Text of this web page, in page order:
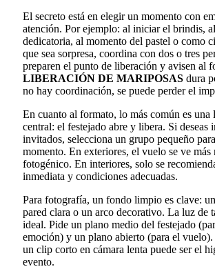
El secreto está en elegir un momento con
atención. Por ejemplo: al iniciar el brindis,
dedicatoria, al momento del pastel o como
que sea sorpresa, coordina con dos o tres
preparen el punto de liberación y avisen al
LIBERACIÓN DE MARIPOSAS dura
no hay coordinación, se puede perder el
En cuanto al formato, lo más común es una
central: el festejado abre y libera. Si deseas
invitados, selecciona un grupo pequeño
momento. En exteriores, el vuelo se ve más
fotogénico. En interiores, solo se
inmediata y condiciones adecuadas.
Para fotografía, un fondo limpio es clave:
pared clara o un arco decorativo. La luz de
ideal. Pide un plano medio del festejado
emoción) y un plano abierto (para el
un clip corto en cámara lenta puede ser el
evento.